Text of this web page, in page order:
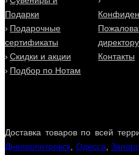
Подарки
Подарочные
сертификаты
Скидки и акции
Подбор по Нотам
директору
Контакты
Доставка товаров по всей
Днепропетровск, Одесса,